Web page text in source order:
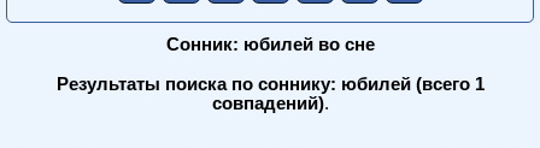
Сонник: юбилей во сне
Результаты поиска по соннику: юбилей (всего 1
совпадений).